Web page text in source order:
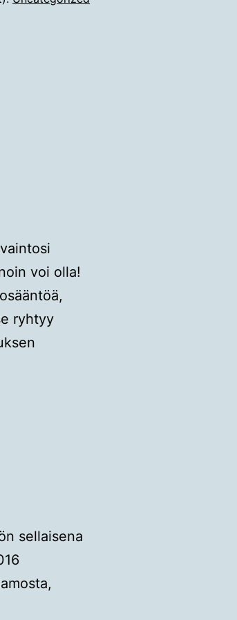
voi olla!
ryhtyy
sellaisena